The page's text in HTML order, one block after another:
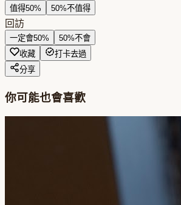
值得50% 50%不值得
回訪
一定會50% 50%不會
收藏
打卡去過
分享
你可能也會喜歡